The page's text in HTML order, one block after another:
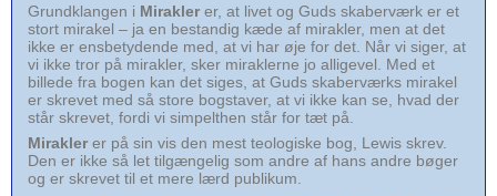
Grundklangen i Miraklerer, at livet og Guds skaberværk er et
stort mirakel – ja en bestandig kæde af mirakler, men at det
ikke er ensbetydende med, at vi har øje for det. Når vi siger, at
vi ikke tror på mirakler, sker miraklerne jo alligevel. Med et
billede fra bogen kan det siges, at Guds skaberværks mirakel
er skrevet med så store bogstaver, at vi ikke kan se, hvad der
står skrevet, fordi vi simpelthen står for tæt på.
Miraklerer på sin vis den mest teologiske bog, Lewis skrev.
Den er ikke så let tilgængelig som andre af hans andre bøger
og er skrevet til et mere lærd publikum.